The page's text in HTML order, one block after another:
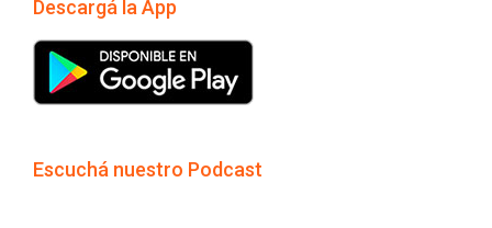
Descargá la App
Escuchá nuestro Podcast